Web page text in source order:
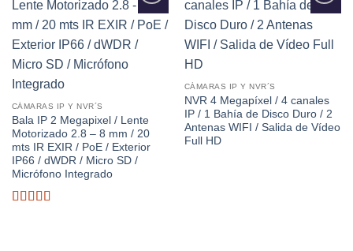
Añadir
a la
deseos
CÁMARAS IP Y NVR´S
Bala IP 2 Megapixel / Lente
Motorizado 2.8 – 8 mm / 20
mts IR EXIR / PoE / Exterior
IP66 / dWDR / Micro SD /
Micrófono Integrado
Añadir
a la
deseos
CÁMARAS IP Y NVR´S
NVR 4 Megapíxel / 4 canales
IP / 1 Bahía de Disco Duro / 2
Antenas WIFI / Salida de Vídeo
Full HD